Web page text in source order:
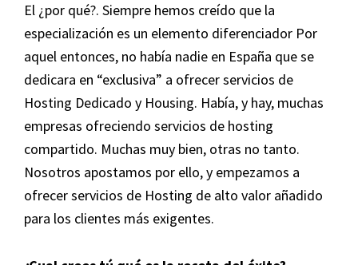
El ¿por qué?. Siempre hemos creído que la
especialización es un elemento diferenciador Por
aquel entonces, no había nadie en España que se
dedicara en “exclusiva” a ofrecer servicios de
Hosting Dedicado y Housing. Había, y hay, muchas
empresas ofreciendo servicios de hosting
compartido. Muchas muy bien, otras no tanto.
Nosotros apostamos por ello, y empezamos a
ofrecer servicios de Hosting de alto valor añadido
para los clientes más exigentes.